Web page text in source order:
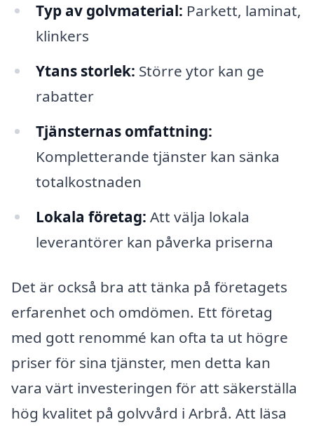
Typ av golvmaterial: Parkett, laminat,
klinkers
Ytans storlek: Större ytor kan ge
rabatter
Tjänsternas omfattning:
Kompletterande tjänster kan sänka
totalkostnaden
Lokala företag: Att välja lokala
leverantörer kan påverka priserna
Det är också bra att tänka på företagets
erfarenhet och omdömen. Ett företag
med gott renommé kan ofta ta ut högre
priser för sina tjänster, men detta kan
vara värt investeringen för att säkerställa
hög kvalitet på golvvård i Arbrå. Att läsa